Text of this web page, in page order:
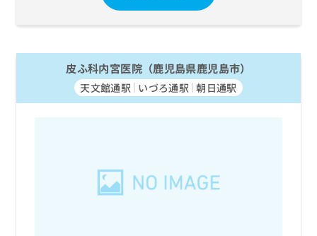
皮ふ科内宮医院（鹿児島県鹿児島市）
天文館通駅 いづろ通駅 朝日通駅